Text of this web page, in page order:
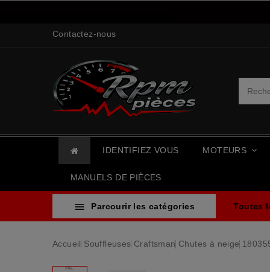
Contactez-nous
IDENTIFIEZ VOUS MOTEURS
MANUELS DE PIÈCES
 Parcourir les catégories Toutes
Accueil Souffleuses Craftsman Chutes à neige